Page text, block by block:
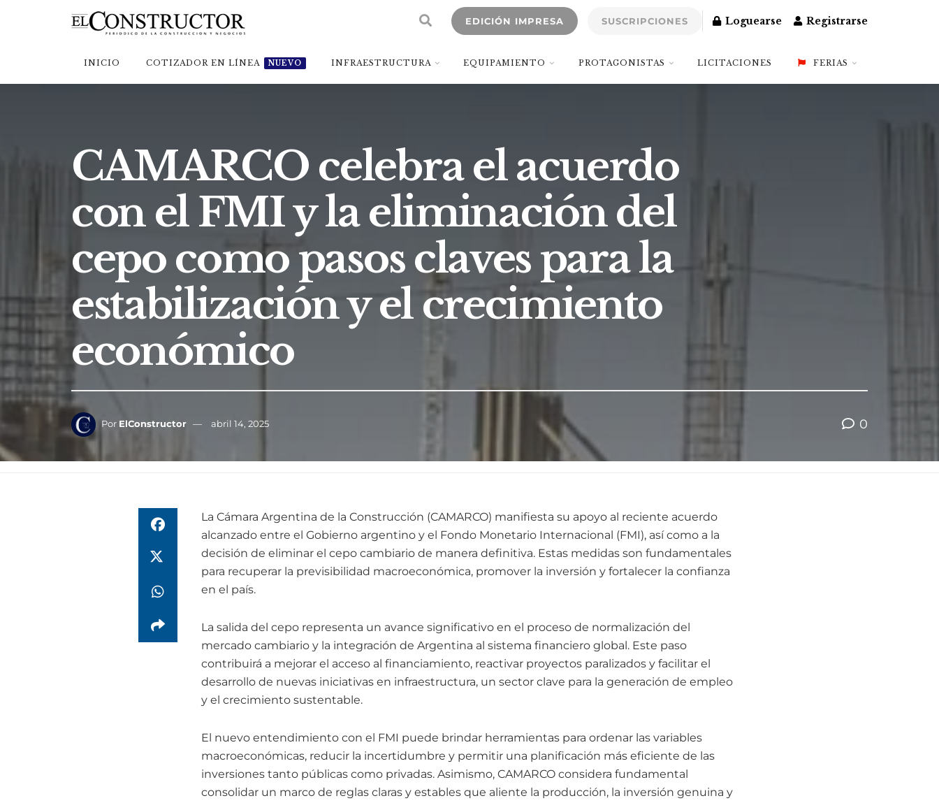
EDICIÓN IMPRESA SUSCRIPCIONES Loguearse Registrarse
INICIO COTIZADOR EN LÍNEA NUEVO INFRAESTRUCTURA EQUIPAMIENTO PROTAGONISTAS LICITACIONES FERIAS
CAMARCO celebra el acuerdo
con el FMI y la eliminación del
cepo como pasos claves para la
estabilización y el crecimiento
económico
Por ElConstructor abril 14, 2025 0
La Cámara Argentina de la Construcción (CAMARCO) manifiesta su apoyo al reciente acuerdo
alcanzado entre el Gobierno argentino y el Fondo Monetario Internacional (FMI), así como a la
decisión de eliminar el cepo cambiario de manera definitiva. Estas medidas son fundamentales
para recuperar la previsibilidad macroeconómica, promover la inversión y fortalecer la confianza
en el país.
La salida del cepo representa un avance significativo en el proceso de normalización del
mercado cambiario y la integración de Argentina al sistema financiero global. Este paso
contribuirá a mejorar el acceso al financiamiento, reactivar proyectos paralizados y facilitar el
desarrollo de nuevas iniciativas en infraestructura, un sector clave para la generación de empleo
y el crecimiento sustentable.
El nuevo entendimiento con el FMI puede brindar herramientas para ordenar las variables
macroeconómicas, reducir la incertidumbre y permitir una planificación más eficiente de las
inversiones tanto públicas como privadas. Asimismo, CAMARCO considera fundamental
consolidar un marco de reglas claras y estables que aliente la producción, la inversión genuina y